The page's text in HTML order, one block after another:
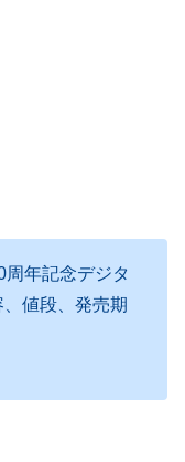
周年記念デジタ
値段、発売期